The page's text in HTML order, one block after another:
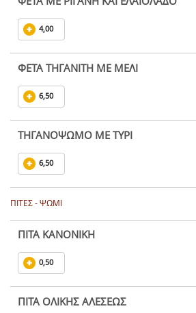
4,00
ΦΕΤΑ ΤΗΓΑΝΙΤΗ ΜΕ ΜΕΛΙ
6,50
ΤΗΓΑΝΟΨΩΜΟ ΜΕ ΤΥΡΙ
6,50
ΠΙΤΕΣ - ΨΩΜΙ
ΠΙΤΑ ΚΑΝΟΝΙΚΗ
0,50
ΠΙΤΑ ΟΛΙΚΗΣ ΑΛΕΣΕΩΣ